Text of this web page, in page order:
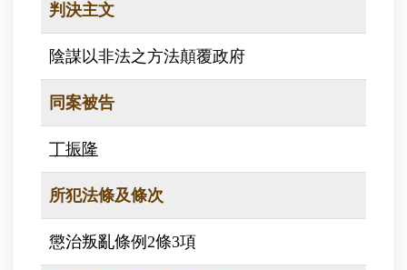
判決主文
陰謀以非法之方法顛覆政府
同案被告
丁振隆
所犯法條及條次
懲治叛亂條例2條3項